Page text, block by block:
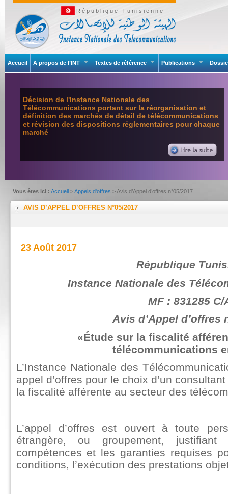
République Tunisienne
Accueil A propos de l’INT Textes de référence Publications
Décision de l'Instance Nationale des
Télécommunications portant sur la réorganisation et
définition des marchés de détail de télécommunications
et révision des dispositions réglementaires pour chaque
marché
Vous êtes ici : Accueil >Appels d'offres > Avis d’Appel d’offres n°05/2017
AVIS D’APPEL D’OFFRES N°05/2017
23 Août 2017
République
Instance Nationale des
MF : 831285 C/
Avis d’Appel d’offres
«Étude sur la fiscalité
télécommunications
L’Instance Nationale des
appel d’offres pour le choix d’un
la fiscalité afférente au secteur des
L’appel d’offres est ouvert à toute
étrangère, ou groupement,
compétences et les garanties requises
conditions, l’exécution des prestations